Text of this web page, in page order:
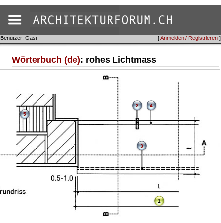
[Anmelden / Registrieren ]
Benutzer: Gast
Wörterbuch (de): rohes Lichtmass
1
2
3
4
5